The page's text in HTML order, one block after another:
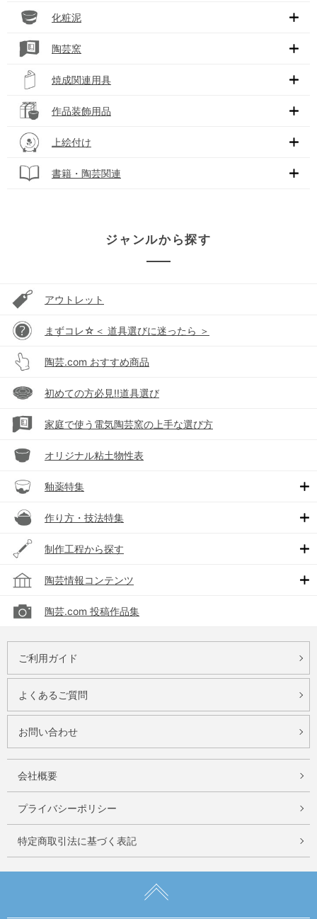
化粧泥
陶芸窯
焼成関連用具
作品装飾用品
上絵付け
書籍・陶芸関連
ジャンルから探す
アウトレット
まずコレ☆＜ 道具選びに迷ったら ＞
陶芸.com おすすめ商品
初めての方必見!!道具選び
家庭で使う電気陶芸窯の上手な選び方
オリジナル粘土物性表
釉薬特集
作り方・技法特集
制作工程から探す
陶芸情報コンテンツ
陶芸.com 投稿作品集
ご利用ガイド
よくあるご質問
お問い合わせ
会社概要
プライバシーポリシー
特定商取引法に基づく表記